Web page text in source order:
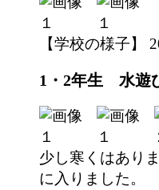
【学校の様子】
1・2年生 水遊
少し寒くはあり
に入りました。